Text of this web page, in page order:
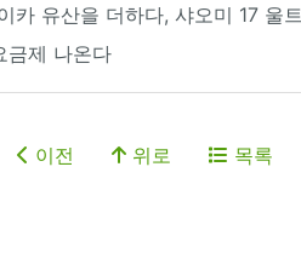
카 유산을 더하다, 샤오미 17 울
금제 나온다
이전 위로 목록